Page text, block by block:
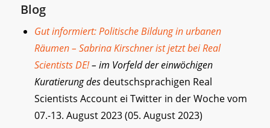
Blog
Gut informiert: Politische Bildung in urbanen
Räumen – Sabrina Kirschner ist jetzt bei Real
Scientists DE!– im Vorfeld der einwöchigen
Kuratierung des deutschsprachigen Real
Scientists Account ei Twitter in der Woche vom
07.-13. August 2023 (05. August 2023)